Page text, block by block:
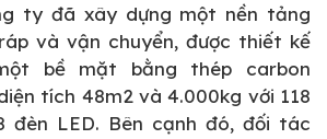
ty đã xây dựng một nền tảng
và vận chuyển, được thiết kế
bề mặt bằng thép carbon
tích 48m2 và 4.000kg với 118
đèn LED. Bên cạnh đó, đối tác